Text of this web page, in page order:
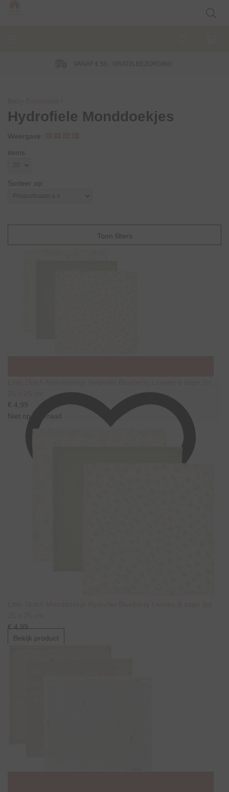
Hydrofiele Monddoekjes
Weergave:
items:
Sorteer op:
Toon filters
€ 4,99
Niet op voorraad
€ 4,99
Bekijk product